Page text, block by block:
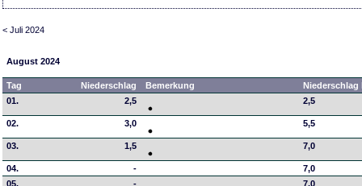
< Juli 2024
August 2024
Tag Niederschlag Bemerkung
01.
2,5 2,5
02. 3,0 5,5
03. 1,5 7,0
04. -
7,0
05.
-
7,0